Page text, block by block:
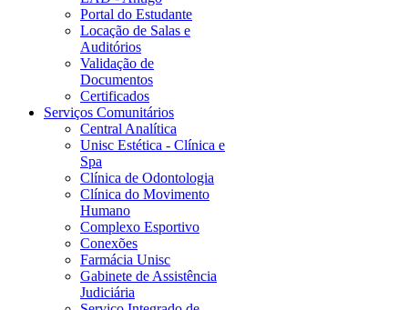
Portal do Estudante
Locação de Salas e
Auditórios
Validação de
Documentos
Certificados
Serviços Comunitários
Central Analítica
Unisc Estética - Clínica e
Spa
Clínica de Odontologia
Clínica do Movimento
Humano
Complexo Esportivo
Conexões
Farmácia Unisc
Gabinete de Assistência
Judiciária